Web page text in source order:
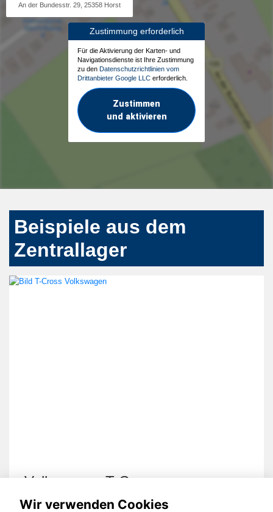
An der Bundesstr. 29, 25358 Horst
Zustimmung erforderlich
Für die Aktivierung der Karten- und
Navigationsdienste ist Ihre Zustimmung
zu den Datenschutzrichtlinien vom
Drittanbieter Google LLC erforderlich.
Zustimmen
und aktivieren
Beispiele aus dem
Zentrallager
Volkswagen T-Cross
Wir verwenden Cookies